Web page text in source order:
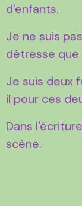
d'enfants.
Je ne suis
détresse
Je suis deux
il pour ces
Dans
scène.